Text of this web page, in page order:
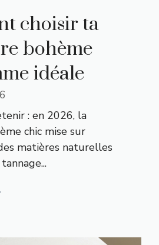
choisir ta
bohème
idéale
: en 2026, la
chic mise sur
matières naturelles